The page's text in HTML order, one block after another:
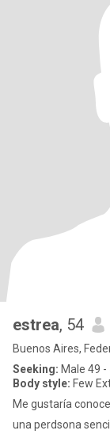
estrea, 54
Buenos Aires,
Seeking: Male 49 -
Body style: Few
Me gustaría
una perdsona